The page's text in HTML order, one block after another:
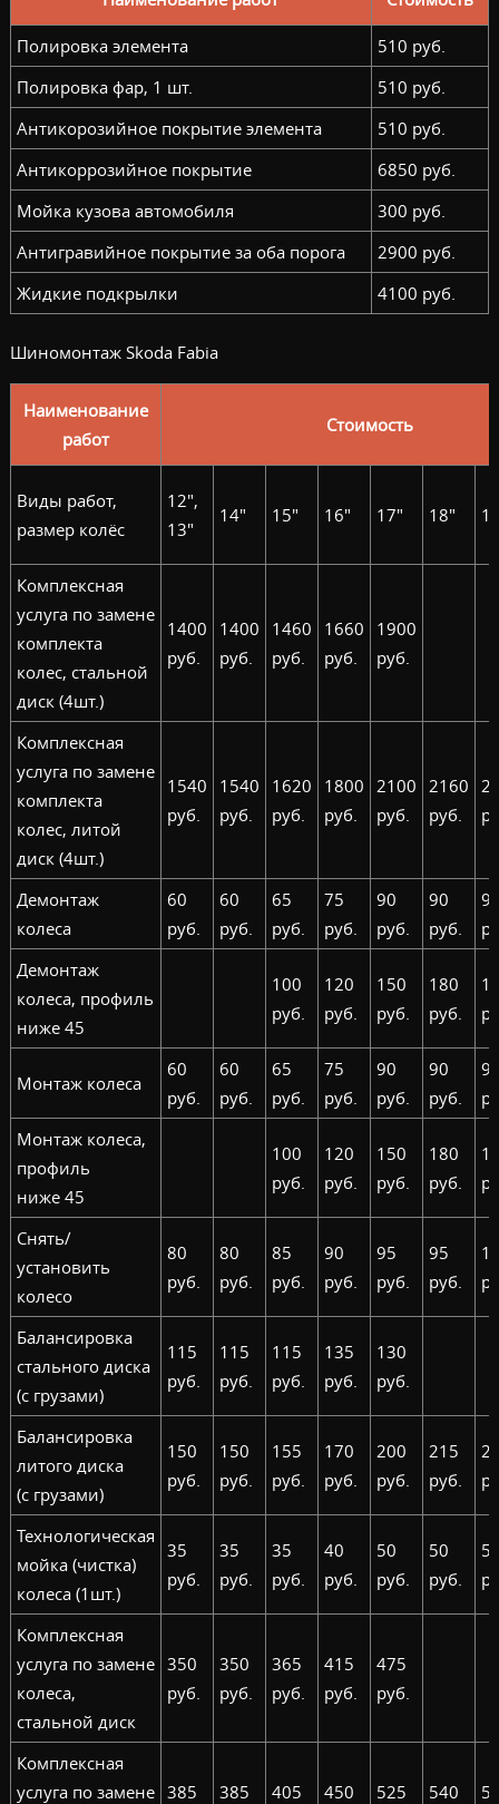
Полировка элемента
510 руб.
Полировка фар, 1 шт.
510 руб.
Антикорозийное покрытие элемента
510 руб.
Антикоррозийное покрытие
6850 руб.
Мойка кузова автомобиля
300 руб.
Антигравийное покрытие за оба порога
2900 руб.
Жидкие подкрылки
4100 руб.
Шиномонтаж Skoda Fabia
Наименование
работ
Стоимость
Виды работ,
размер колёс
12",
13"
14" 15" 16" 17" 18"
Комплексная
услуга по замене
комплекта
колес, стальной
диск (4шт.)
1400
руб.
1400
руб.
1460
руб.
1660
руб.
1900
руб.
Комплексная
услуга по замене
комплекта
колес, литой
диск (4шт.)
1540
руб.
1540
руб.
1620
руб.
1800
руб.
2100
руб.
2160
руб.
Демонтаж
колеса
60
руб.
60
руб.
65
руб.
75
руб.
90
руб.
90
руб.
Демонтаж
колеса, профиль
ниже 45
100
руб.
120
руб.
150
руб.
180
руб.
Монтаж колеса
60
руб.
60
руб.
65
руб.
75
руб.
90
руб.
90
руб.
Монтаж колеса,
профиль
ниже 45
100
руб.
120
руб.
150
руб.
180
руб.
Снять/
установить
колесо
80
руб.
80
руб.
85
руб.
90
руб.
95
руб.
95
руб.
Балансировка
стального диска
(с грузами)
115
руб.
115
руб.
115
руб.
135
руб.
130
руб.
Балансировка
литого диска
(с грузами)
150
руб.
150
руб.
155
руб.
170
руб.
200
руб.
215
руб.
Технологическая
мойка (чистка)
колеса (1шт.)
35
руб.
35
руб.
35
руб.
40
руб.
50
руб.
50
руб.
Комплексная
услуга по замене
колеса,
стальной диск
350
руб.
350
руб.
365
руб.
415
руб.
475
руб.
Комплексная
услуга по замене 385
385
405
450
525
540